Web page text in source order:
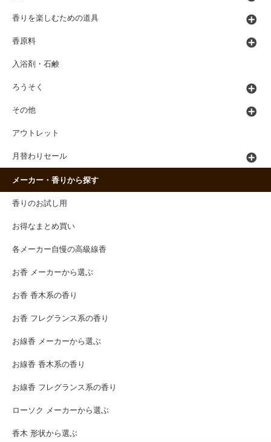
香りを楽しむための道具
香原料
入浴剤・石鹸
ろうそく
その他
アウトレット
月替わりセール
メーカー・香りから探す
香りのお試し用
お得なまとめ買い
各メーカー自慢の高級線香
お香 メーカーから選ぶ
お香 香木系の香り
お香 フレグランス系の香り
お線香 メーカーから選ぶ
お線香 香木系の香り
お線香 フレグランス系の香り
ローソク メーカーから選ぶ
香木 形状から選ぶ